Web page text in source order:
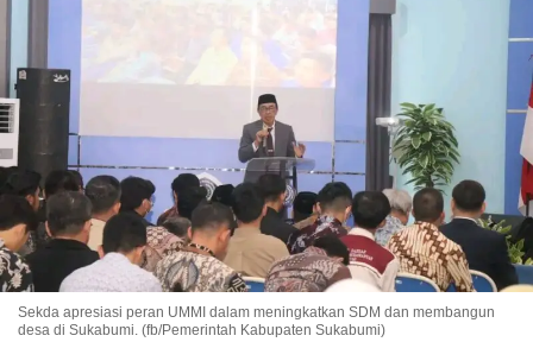
Sekda apresiasi peran UMMI dalam meningkatkan SDM dan membangun
desa di Sukabumi. (fb/Pemerintah Kabupaten Sukabumi)